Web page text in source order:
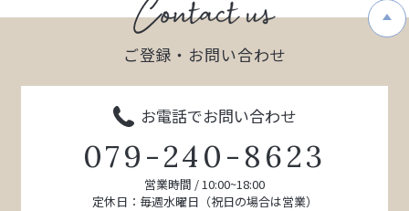
ご登録・お問い合わせ
お電話でお問い合わせ
079-240-8623
営業時間 / 10:00~18:00
定休日：毎週水曜日（祝日の場合は営業）